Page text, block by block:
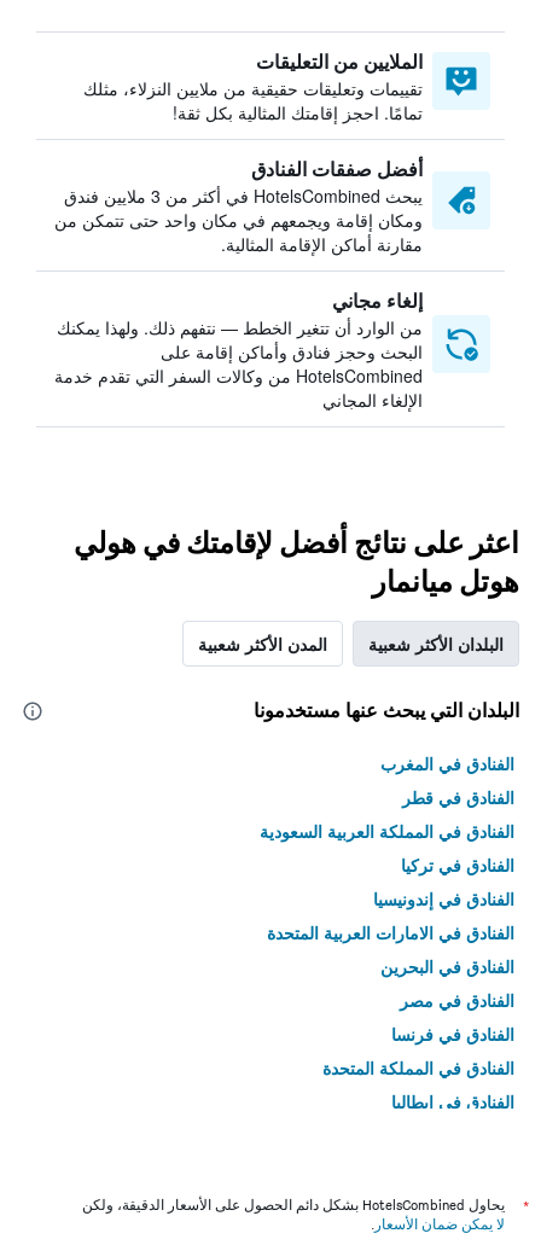
الملايين من التعليقات
تقييمات وتعليقات حقيقية من ملايين النزلاء، مثلك
تمامًا. احجز إقامتك المثالية بكل ثقة!
أفضل صفقات الفنادق
يبحث HotelsCombined في أكثر من 3 ملايين فندق
ومكان إقامة ويجمعهم في مكان واحد حتى تتمكن من
مقارنة أماكن الإقامة المثالية.
إلغاء مجاني
من الوارد أن تتغير الخطط — نتفهم ذلك. ولهذا يمكنك
البحث وحجز فنادق وأماكن إقامة على
HotelsCombined من وكالات السفر التي تقدم خدمة
الإلغاء المجاني
اعثر على نتائج أفضل لإقامتك في هولي
هوتل ميانمار
البلدان الأكثر شعبية المدن الأكثر شعبية
البلدان التي يبحث عنها مستخدمونا
الفنادق في المغرب
الفنادق في قطر
الفنادق في المملكة العربية السعودية
الفنادق في تركيا
الفنادق في إندونيسيا
الفنادق في الامارات العربية المتحدة
الفنادق في البحرين
الفنادق في مصر
الفنادق في فرنسا
الفنادق في المملكة المتحدة
الفنادق في إيطاليا
*
يحاول HotelsCombined بشكل دائم الحصول على الأسعار الدقيقة، ولكن
لا يمكن ضمان الأسعار .